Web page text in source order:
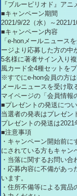
『ブルーピリオド』ア
■キャンペーン期間
2021/9/22（水）～2021/
■キャンペーン内容
「e-honメールニュース
ージより応募した方の中
5名様に著者サイン入り
風カード全4種セットを
※すでにe-hon会員の方
メールニュースを受け取
マイページの「会員情報
■プレゼントの発送につ
当選者の発表はプレゼン
プレゼントの発送は2021
■注意事項
・キャンペーン開始前
にされている方もキャン
・当落に関するお問い合
・応募内容に不備があ
います。
・住所不備等による賞